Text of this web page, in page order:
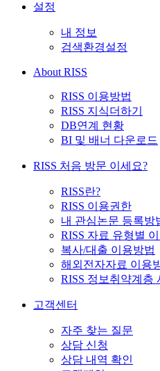
설정
내 정보
검색환경설정
About RISS
RISS 이용방법
RISS 지식더하기
DB연계 현황
BI 및 배너 다운로드
RISS 처음 방문 이세요?
RISS란?
RISS 이용권한
내 관심논문 등록방
RISS 자료 유형별
복사/대출 이용방법
해외전자자료 이용
RISS 정보취약계층
고객센터
자주 찾는 질문
상담 신청
상담 내역 확인